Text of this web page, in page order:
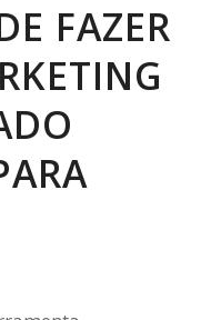
FAZER